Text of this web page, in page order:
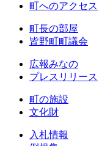
町へのアクセス
町長の部屋
皆野町町議会
広報みなの
プレスリリース
町の施設
文化財
入札情報